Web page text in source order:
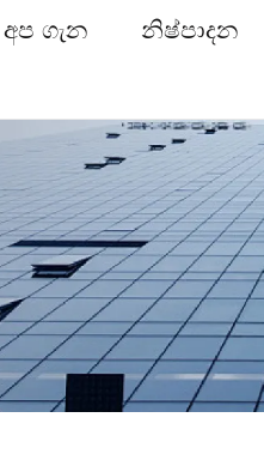
අප ගැන නිෂ්පාදන